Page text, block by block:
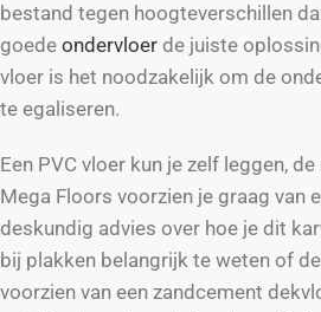
bestand tegen hoogteverschillen
goede ondervloer de juiste
vloer is het noodzakelijk om de
te egaliseren.
Een PVC vloer kun je zelf leggen,
Mega Floors voorzien je graag van
deskundig advies over hoe je dit
bij plakken belangrijk te weten of
voorzien van een zandcement